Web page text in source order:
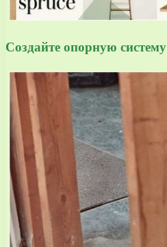
Создайте опорную систему